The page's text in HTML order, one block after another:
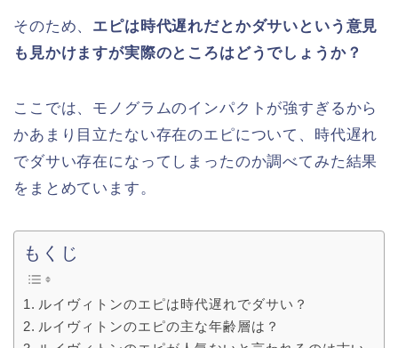
そのため、 エピは時代遅れだとかダサいという意見
も見かけますが実際のところはどうでしょうか？
ここでは、モノグラムのインパクトが強すぎるから
かあまり目立たない存在のエピについて、時代遅れ
でダサい存在になってしまったのか調べてみた結果
をまとめています。
もくじ
ルイヴィトンのエピは時代遅れでダサい？
ルイヴィトンのエピの主な年齢層は？